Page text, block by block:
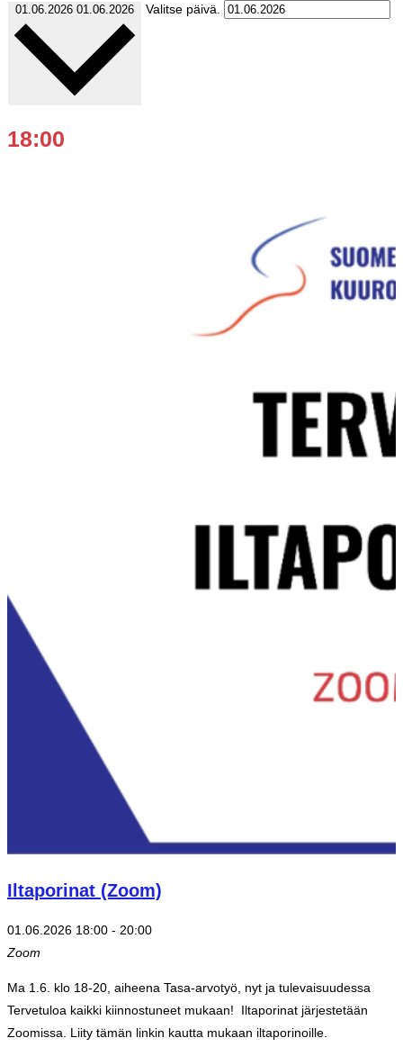
01.06.2026 01.06.2026 Valitse päivä.
18:00
Iltaporinat (Zoom)
01.06.2026 18:00 - 20:00
Zoom
Ma 1.6. klo 18-20, aiheena Tasa-arvotyö, nyt ja tulevaisuudessa
Tervetuloa kaikki kiinnostuneet mukaan! Iltaporinat järjestetään
Zoomissa. Liity tämän linkin kautta mukaan iltaporinoille.